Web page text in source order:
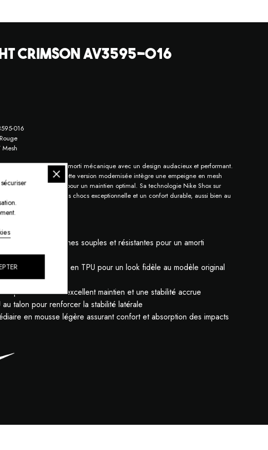
CRIMSON AV3595-016
016
les limites de l’amorti mécanique avec un design audacieux et performant.
iconique de 2003, cette version modernisée intègre une empeigne en mesh
une structure en TPU pour un maintien optimal. Sa technologie Nike Shox sur
une absorption des chocs exceptionnelle et un confort durable, aussi bien au
utilisation active.
Shox avec colonnes souples et résistantes pour un amorti
matières avec cage en TPU pour un look fidèle au modèle original
pied offrant un excellent maintien et une stabilité accrue
au talon pour renforcer la stabilité latérale
en mousse légère assurant confort et absorption des impacts